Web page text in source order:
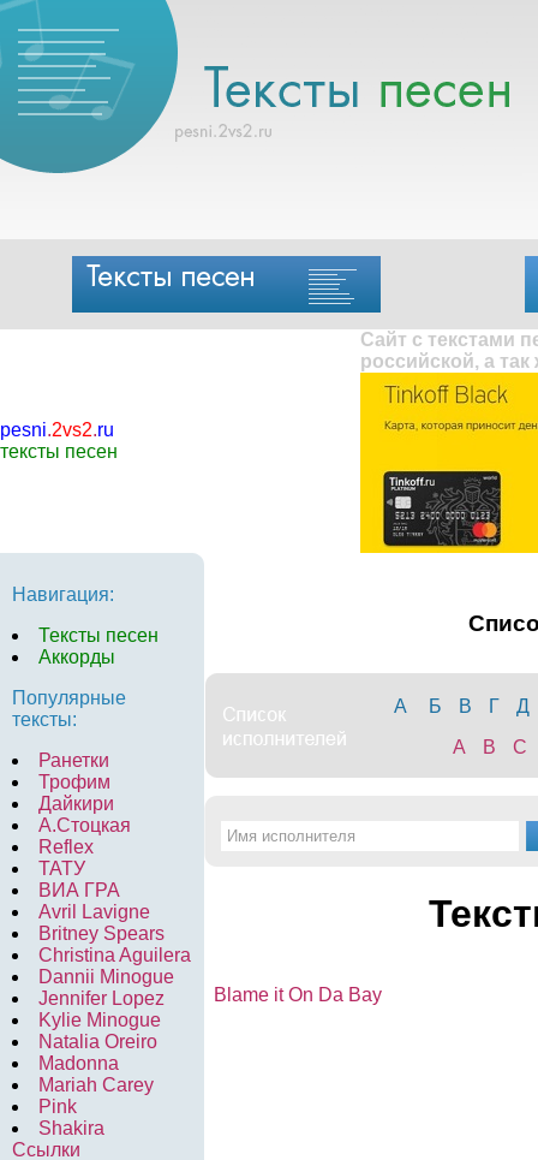
pesni.2vs2.ru
тексты песен
Сайт с текстами
российской, а
Навигация:
Тексты песен
Аккорды
Популярные
тексты:
Ранетки
Трофим
Дайкири
А.Стоцкая
Reflex
ТАТУ
ВИА ГРА
Avril Lavigne
Britney Spears
Christina Aguilera
Dannii Minogue
Jennifer Lopez
Kylie Minogue
Natalia Oreiro
Madonna
Mariah Carey
Pink
Shakira
Ссылки
А Б В Г
Д
A
B C
Blame it On Da Bay